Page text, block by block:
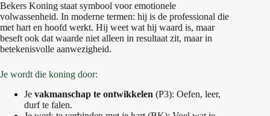
Bekers Koning staat symbool voor emotionele
volwassenheid. In moderne termen: hij is de professional die
met hart en hoofd werkt. Hij weet wat hij waard is, maar
beseft ook dat waarde niet alleen in resultaat zit, maar in
betekenisvolle aanwezigheid.
Je wordt die koning door:
Je vakmanschap te ontwikkelen (P3): Oefen, leer,
durf te falen.